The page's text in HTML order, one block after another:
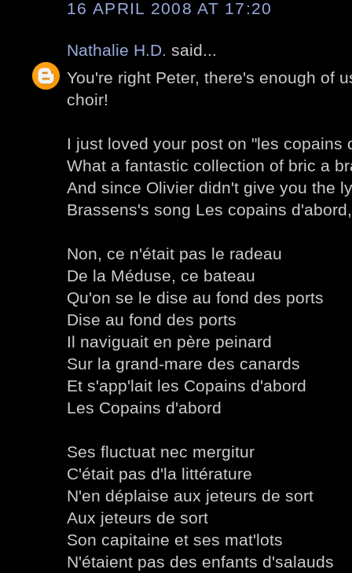
16 APRIL 2008 AT 17:20
Nathalie H.D. said...
You're right Peter, there's enough of
choir!
I just loved your post on "les copains
What a fantastic collection of bric a
And since Olivier didn't give you the
Brassens's song Les copains
Non, ce n'était pas le radeau
De la Méduse, ce bateau
Qu'on se le dise au fond des ports
Dise au fond des ports
Il naviguait en père peinard
Sur la grand-mare des canards
Et s'app'lait les Copains d'abord
Les Copains d'abord
Ses fluctuat nec mergitur
C'était pas d'la littérature
N'en déplaise aux jeteurs de sort
Aux jeteurs de sort
Son capitaine et ses mat'lots
N'étaient pas des enfants d'salauds